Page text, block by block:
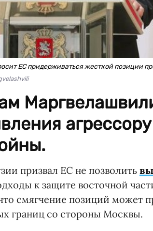
ЕС придерживаться жесткой позиции
призвал ЕС не позволить
к защите восточной
смягчение позиций может
границ со стороны Москвы.